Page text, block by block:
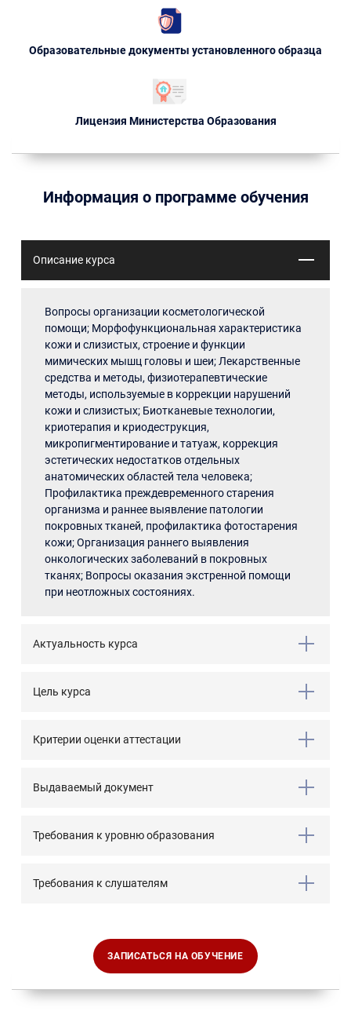
Образовательные документы установленного образца
Лицензия Министерства Образования
Информация о программе обучения
Описание курса
Вопросы организации косметологической
помощи; Морфофункциональная характеристика
кожи и слизистых, строение и функции
мимических мышц головы и шеи; Лекарственные
средства и методы, физиотерапевтические
методы, используемые в коррекции нарушений
кожи и слизистых; Биотканевые технологии,
криотерапия и криодеструкция,
микропигментирование и татуаж, коррекция
эстетических недостатков отдельных
анатомических областей тела человека;
Профилактика преждевременного старения
организма и раннее выявление патологии
покровных тканей, профилактика фотостарения
кожи; Организация раннего выявления
онкологических заболеваний в покровных
тканях; Вопросы оказания экстренной помощи
при неотложных состояниях.
Актуальность курса
Цель курса
Критерии оценки аттестации
Выдаваемый документ
Требования к уровню образования
Требования к слушателям
ЗАПИСАТЬСЯ НА ОБУЧЕНИЕ